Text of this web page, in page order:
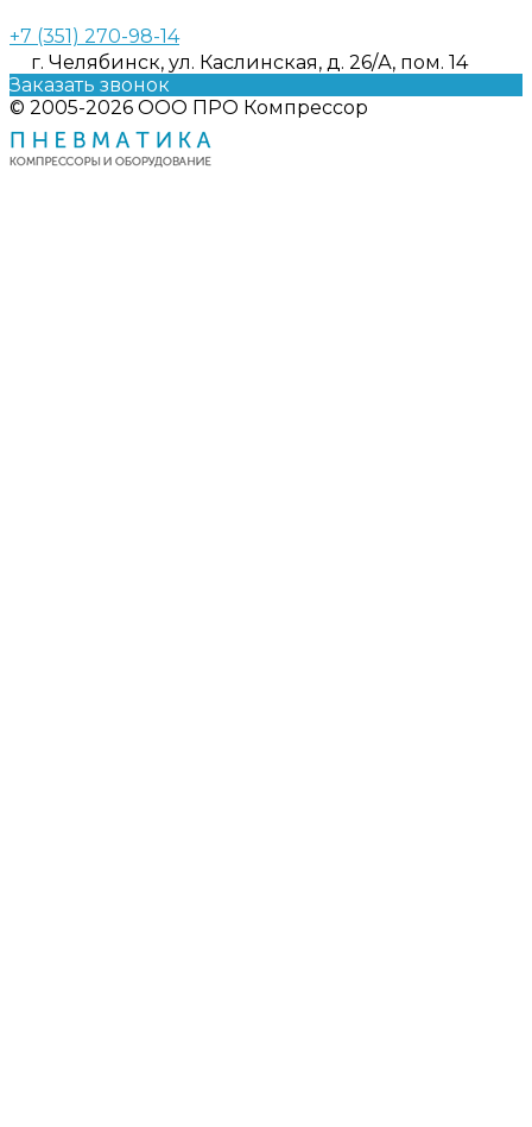
+7 (351) 270-98-14
г. Челябинск, ул. Каслинская, д. 26/А, пом. 14
Заказать звонок
© 2005-2026 ООО ПРО Компрессор